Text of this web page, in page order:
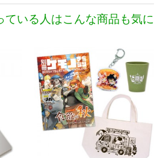
ている人はこんな商品も気に